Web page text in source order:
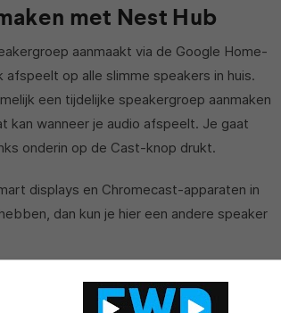
met Nest Hub
aanmaakt via de Google Home-
op alle slimme speakers in huis.
een tijdelijke speakergroep aanmaken
kan wanneer je audio afspeelt. Je gaat
onderin op de Cast-knop drukt.
displays en Chromecast-apparaten in
dan kun je hier een andere speaker
dat van een vinkje kunt voorzien.
wordt die speaker, dat display of het